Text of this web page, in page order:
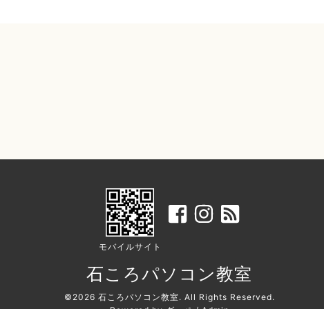
モバイルサイト
石ころパソコン教室
©2026 石ころパソコン教室. All Rights Reserved.